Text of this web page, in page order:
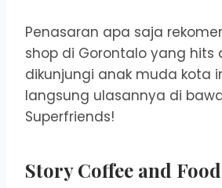
Penasaran apa saja
shop di Gorontalo yang hits
dikunjungi anak muda kota
langsung ulasannya di
Superfriends!
Story Coffee and Food